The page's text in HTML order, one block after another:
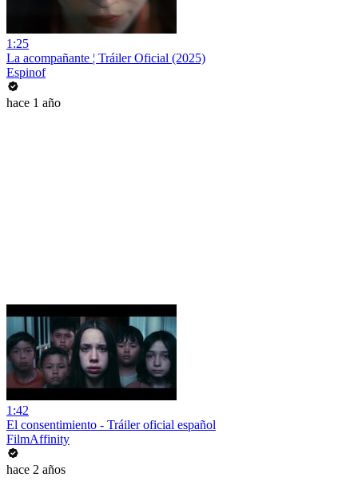
1:25
La acompañante ¦ Tráiler Oficial (2025)
Espinof
hace 1 año
1:42
El consentimiento - Tráiler oficial español
FilmAffinity
hace 2 años